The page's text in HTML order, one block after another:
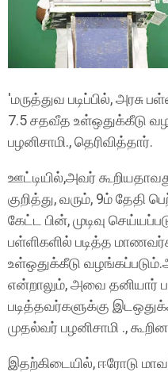
'மருத்துவ படிப்பில், அரசு
7.5 சதவீத உள்ஒதுக்கீடு
பழனிசாமி., தெரிவித்தார்.
ஊட்டியில்,அவர்
குறித்து, வரும், 9ம் தேதி
கேட்ட பின், முடிவு
பள்ளிகளில் படித்த
உள்ஒதுக்கீடு
என்றாலும், அவை தனியார்
படித்தவர்களுக்கு
முதல்வர் பழனிசாமி .,
இதற்கிடையில், ஈரோடு